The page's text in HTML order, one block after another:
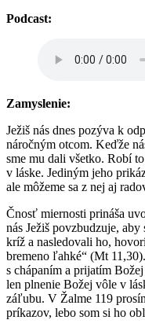
Podcast:
Zamyslenie:
Ježiš nás dnes pozýva k
náročným otcom. Keďže
sme mu dali všetko. Robí
v láske. Jediným jeho
ale môžeme sa z nej aj
Čnosť miernosti prináša
nás Ježiš povzbudzuje,
kríž a nasledovali ho,
bremeno ľahké“ (Mt
s chápaním a prijatím
len plnenie Božej vôle v
záľubu. V Žalme 119
príkazov, lebo som si ho